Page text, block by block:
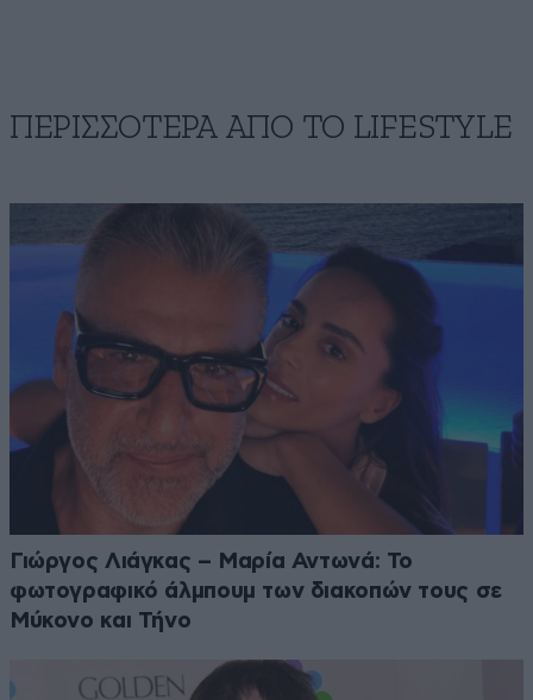
ΠΕΡΙΣΣΟΤΕΡΑ ΑΠΟ ΤΟ LIFESTYLE
Γιώργος Λιάγκας – Μαρία Αντωνά: Το
φωτογραφικό άλμπουμ των διακοπών τους σε
Μύκονο και Τήνο